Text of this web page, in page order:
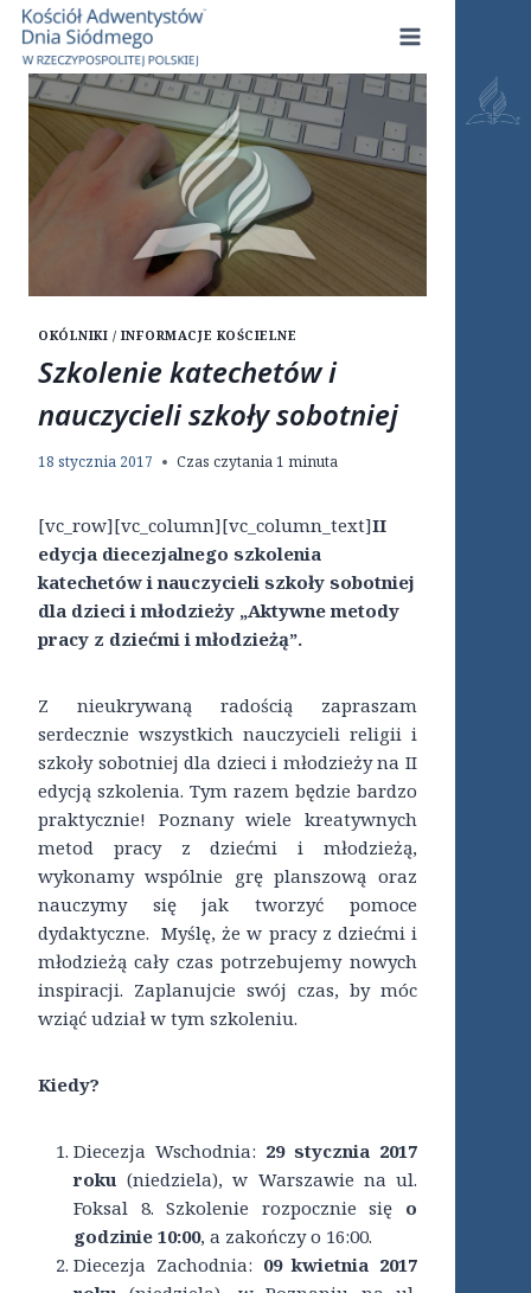
Przejdź
treści
OKÓLNIKI / INFORMACJE KOŚCIELNE
Szkolenie katechetów i
nauczycieli szkoły sobotniej
18 stycznia 2017 Czas czytania1 minuta
[vc_row][vc_column][vc_column_text]II
edycja diecezjalnego szkolenia
katechetów i nauczycieli szkoły sobotniej
dla dzieci i młodzieży „Aktywne metody
pracy z dziećmi i młodzieżą”.
Z nieukrywaną radością zapraszam
serdecznie wszystkich nauczycieli religii i
szkoły sobotniej dla dzieci i młodzieży na II
edycją szkolenia. Tym razem będzie bardzo
praktycznie! Poznany wiele kreatywnych
metod pracy z dziećmi i młodzieżą,
wykonamy wspólnie grę planszową oraz
nauczymy się jak tworzyć pomoce
dydaktyczne. Myślę, że w pracy z dziećmi i
młodzieżą cały czas potrzebujemy nowych
inspiracji. Zaplanujcie swój czas, by móc
wziąć udział w tym szkoleniu.
Kiedy?
Diecezja Wschodnia: 29 stycznia 2017
roku (niedziela), w Warszawie na ul.
Foksal 8. Szkolenie rozpocznie się o
godzinie 10:00, a zakończy o 16:00.
Diecezja Zachodnia: 09 kwietnia 2017